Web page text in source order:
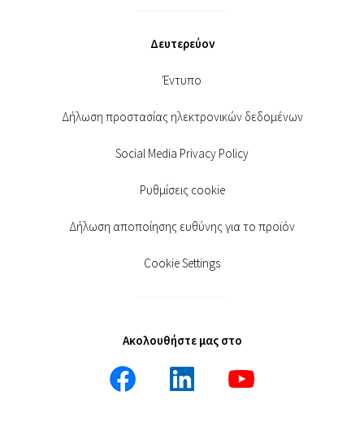
Δευτερεύον
Έντυπο
Δήλωση προστασίας ηλεκτρονικών δεδομένων
Social Media Privacy Policy
Ρυθμίσεις cookie
Δήλωση αποποίησης ευθύνης για το προϊόν
Cookie Settings
Ακολουθήστε μας στο